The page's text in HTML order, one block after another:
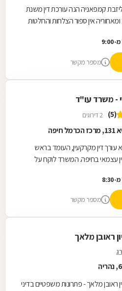
אליזבת קמפאניה הנה עורכת דין משנת
אין ספור הצלחות והחלטות
מספר מקשר
- משרד עו"ד
(5) 2 דירוגים
עורך דין מקרקעין, העומד בראש
עצמאי בחיפה. המשרד לוקח על
מספר מקשר
ראובן מלאך
ראובן מלאך - פתרונות משפטיים בדיני